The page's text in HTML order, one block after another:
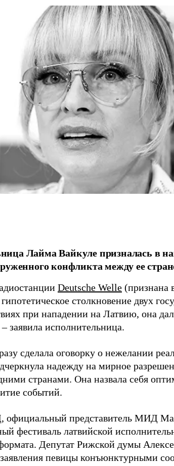
Лайма Вайкуле призналась в
конфликта между ее
Deutsche Welle
столкновение двух
при нападении на Латвию, она
заявила исполнительница.
сделала оговорку о нежелании
надежду на мирное
странами. Она назвала себя
событий.
официальный представитель МИД
фестиваль латвийской
Депутат Рижской думы
певицы конъюнктурными